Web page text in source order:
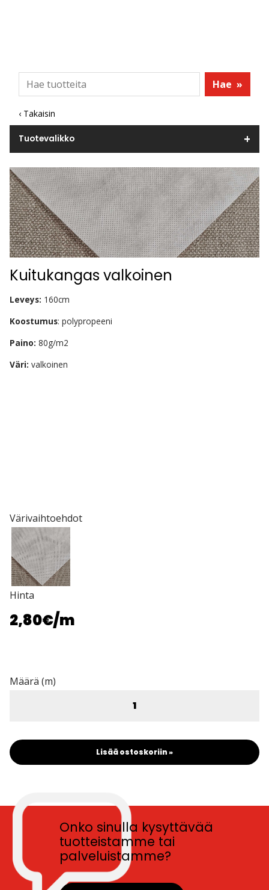
Hae »
‹ Takaisin
Tuotevalikko
Kuitukangas valkoinen
Leveys: 160cm
Koostumus: polypropeeni
Paino: 80g/m2
Väri: valkoinen
Värivaihtoehdot
Hinta
2,80€/m
Määrä (m)
Lisää ostoskoriin »
Onko sinulla kysyttävää
tuotteistamme tai
palveluistamme?